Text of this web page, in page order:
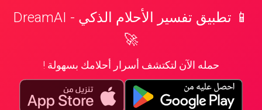
📱 تطبيق تفسير الأحلام الذكي - DreamAI
🚀
حمله الآن لتكتشف أسرار أحلامك بسهولة !